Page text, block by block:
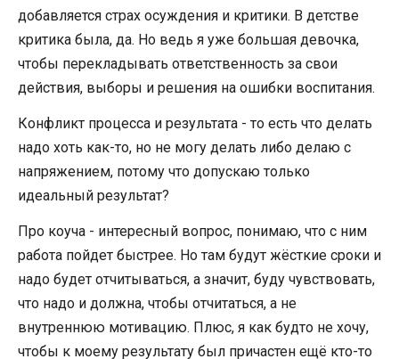
добавляется страх осуждения и критики. В детстве
критика была, да. Но ведь я уже большая девочка,
чтобы перекладывать ответственность за свои
действия, выборы и решения на ошибки воспитания.
Конфликт процесса и результата - то есть что делать
надо хоть как-то, но не могу делать либо делаю с
напряжением, потому что допускаю только
идеальный результат?
Про коуча - интересный вопрос, понимаю, что с ним
работа пойдет быстрее. Но там будут жёсткие сроки и
надо будет отчитываться, а значит, буду чувствовать,
что надо и должна, чтобы отчитаться, а не
внутреннюю мотивацию. Плюс, я как будто не хочу,
чтобы к моему результату был причастен ещё кто-то